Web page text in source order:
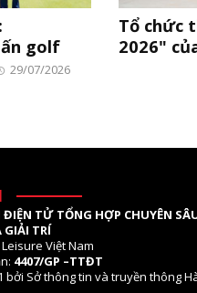
ấn golf
29/07/2026
Tổ chức
2026"
TỬ TỔNG HỢP CHUYÊN
GIẢI TRÍ
Việt Nam
4407/GP –TTĐT
bởi Sở thông tin và truyền thông